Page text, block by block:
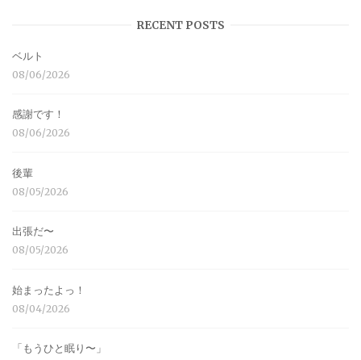
RECENT POSTS
ベルト
08/06/2026
感謝です！
08/06/2026
後輩
08/05/2026
出張だ〜
08/05/2026
始まったよっ！
08/04/2026
「もうひと眠り〜」